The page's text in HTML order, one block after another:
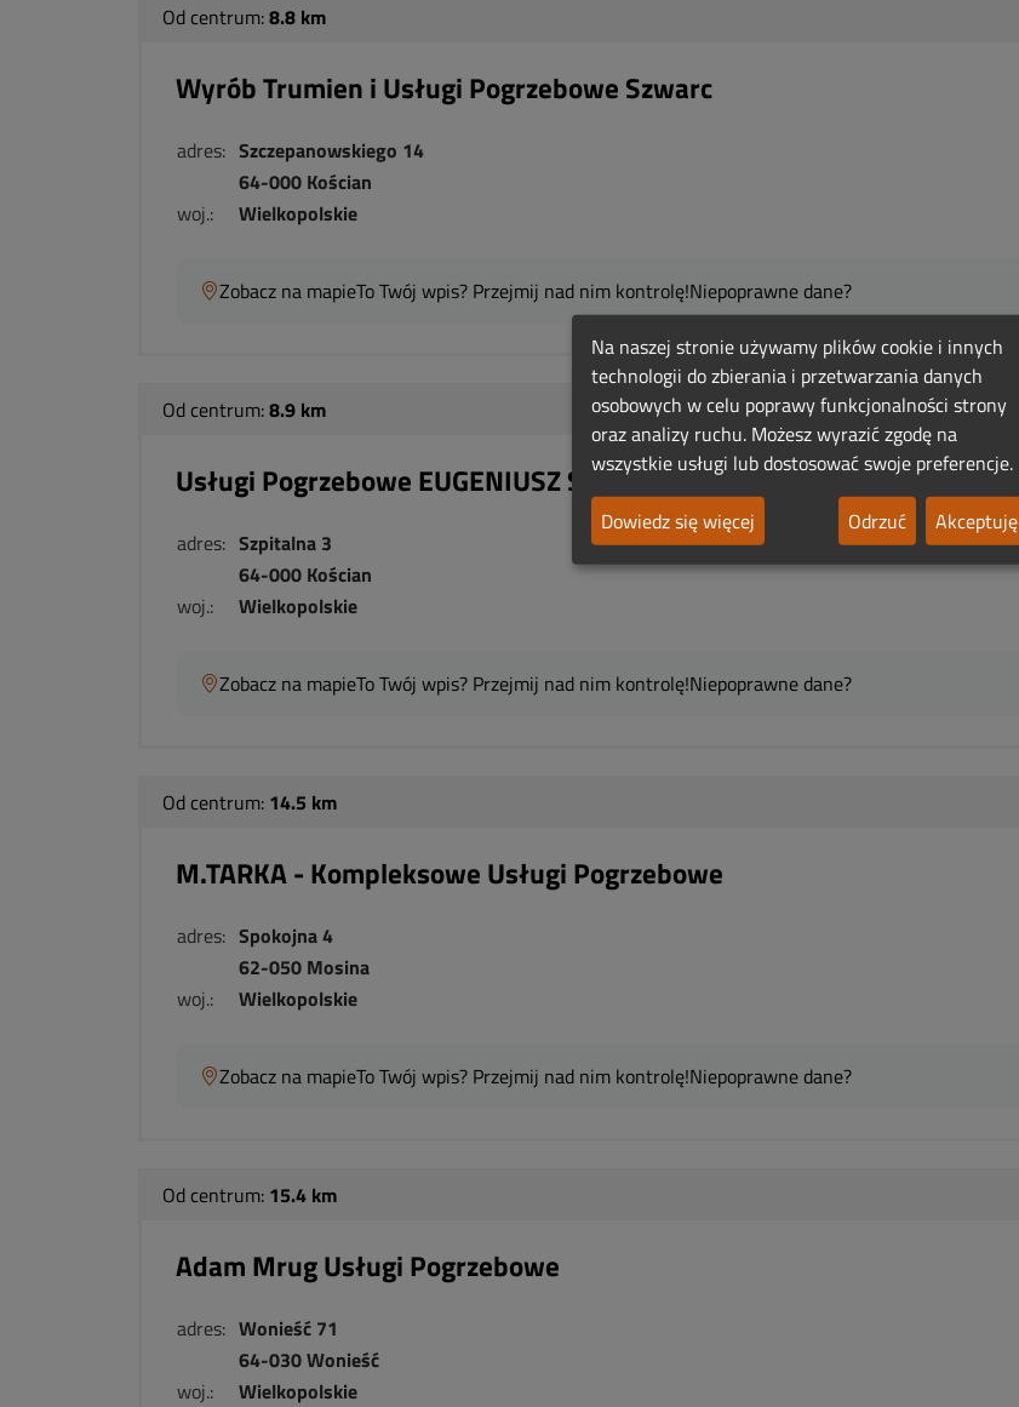
Od centrum:8.8 km
Wyrób Trumien i Usługi Pogrzebowe Szwarc
adres: Szczepanowskiego 14
64-000 Kościan
woj.:
Wielkopolskie
Zobacz na mapieTo Twój wpis? Przejmij nad nim kontrolę!Niepoprawne dane?
Od centrum:8.9 km
Usługi Pogrzebowe EUGENIUSZ SZCZERBAL Kościan
adres: Szpitalna 3
64-000 Kościan
woj.:
Wielkopolskie
Zobacz na mapieTo Twój wpis? Przejmij nad nim kontrolę!Niepoprawne dane?
Od centrum: 14.5 km
M.TARKA - Kompleksowe Usługi Pogrzebowe
adres: Spokojna 4
62-050 Mosina
woj.:
Wielkopolskie
Zobacz na mapieTo Twój wpis? Przejmij nad nim kontrolę!Niepoprawne dane?
Od centrum: 15.4 km
Adam Mrug Usługi Pogrzebowe
adres: Wonieść 71
64-030 Wonieść
woj.:
Wielkopolskie
Na naszej stronie używamy plików cookie i innych
technologii do zbierania i przetwarzania danych
osobowych w celu poprawy funkcjonalności strony
oraz analizy ruchu. Możesz wyrazić zgodę na
wszystkie usługi lub dostosować swoje preferencje.
Dowiedz się więcej
Odrzuć Akceptuję